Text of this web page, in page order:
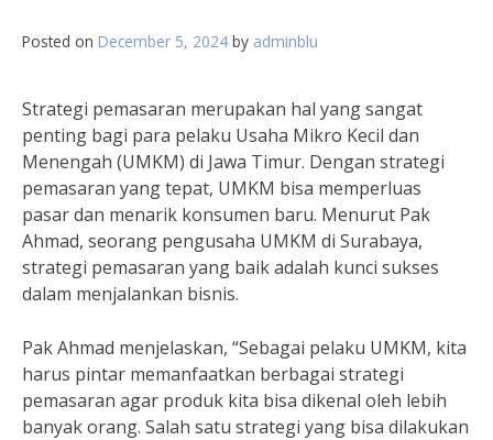
Posted on December 5, 2024 by adminblu
Strategi pemasaran merupakan hal yang sangat
penting bagi para pelaku Usaha Mikro Kecil dan
Menengah (UMKM) di Jawa Timur. Dengan strategi
pemasaran yang tepat, UMKM bisa memperluas
pasar dan menarik konsumen baru. Menurut Pak
Ahmad, seorang pengusaha UMKM di Surabaya,
strategi pemasaran yang baik adalah kunci sukses
dalam menjalankan bisnis.
Pak Ahmad menjelaskan, “Sebagai pelaku UMKM, kita
harus pintar memanfaatkan berbagai strategi
pemasaran agar produk kita bisa dikenal oleh lebih
banyak orang. Salah satu strategi yang bisa dilakukan